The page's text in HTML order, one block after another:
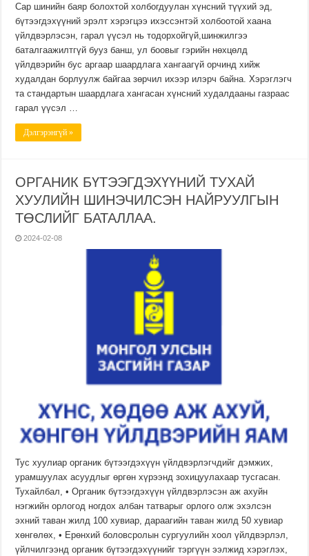
Сар шинийн баяр болохтой холбогдуулан хүнсний түүхий эд,
бүтээгдэхүүний эрэлт хэрэгцээ ихэссэнтэй холбоотой хаана
үйлдвэрлэсэн, гарал үүсэл нь тодорхойгүй,шинжилгээ
баталгаажилтгүй бууз банш, ул боовыг гэрийн нөхцөлд
үйлдвэрийн бус аргаар шаардлага хангаагүй орчинд хийж
худалдан борлуулж байгаа зөрчил ихээр илэрч байна. Хэрэглэгч
та стандартын шаардлага хангасан хүнсний худалдааны газраас
гарал үүсэл …
Дэлгэрэнгүй »
ОРГАНИК БҮТЭЭГДЭХҮҮНИЙ ТУХАЙ
ХУУЛИЙН ШИНЭЧИЛСЭН НАЙРУУЛГЫН
ТӨСЛИЙГ БАТАЛЛАА.
2024-02-08
Тус хуулиар органик бүтээгдэхүүн үйлдвэрлэгчдийг дэмжих,
урамшуулах асуудлыг өргөн хүрээнд зохицуулахаар тусгасан.
Тухайлбал, • Органик бүтээгдэхүүн үйлдвэрлэсэн аж ахуйн
нэгжийн орлогод ногдох албан татварыг орлого олж эхэлсэн
эхний таван жилд 100 хувиар, дараагийн таван жилд 50 хувиар
хөнгөлөх, • Ерөнхий боловсролын сургуулийн хоол үйлдвэрлэл,
үйлчилгээнд органик бүтээгдэхүүнийг тэргүүн ээлжид хэрэглэх,